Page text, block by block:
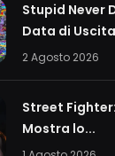
Stupid Never
Data di
2 Agosto 2026
Street
Mostra lo...